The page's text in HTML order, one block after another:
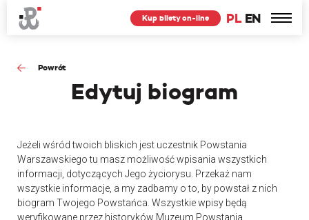
PL EN
Kup bilety on-line
Powrót
Edytuj biogram
Jeżeli wśród twoich bliskich jest uczestnik Powstania
Warszawskiego tu masz możliwość wpisania wszystkich
informacji, dotyczących Jego życiorysu. Przekaż nam
wszystkie informacje, a my zadbamy o to, by powstał z nich
biogram Twojego Powstańca. Wszystkie wpisy będą
weryfikowane przez historyków Muzeum Powstania